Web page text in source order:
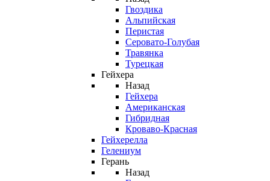
Гвоздика
Альпийская
Перистая
Серовато-Голубая
Травянка
Турецкая
Гейхера
Назад
Гейхера
Американская
Гибридная
Кроваво-Красная
Гейхерелла
Гелениум
Герань
Назад